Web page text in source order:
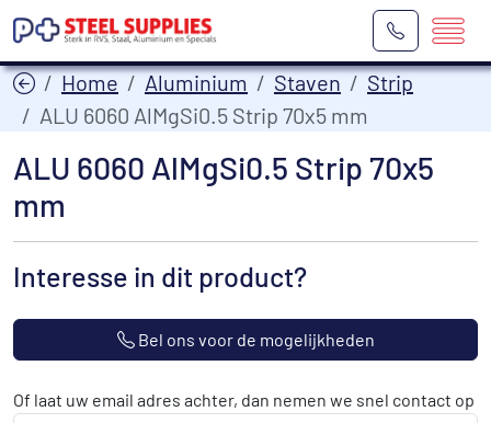
Home Aluminium Staven
Strip
ALU 6060 AlMgSi0.5 Strip 70x5 mm
ALU 6060 AlMgSi0.5 Strip 70x5
mm
Interesse in dit product?
Bel ons voor de mogelijkheden
Of laat uw email adres achter, dan nemen we snel contact op